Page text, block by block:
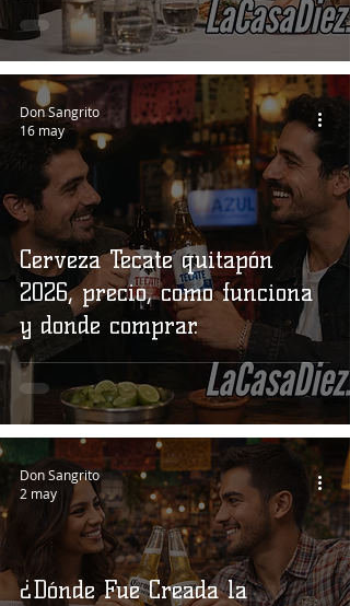
Cerveza Tecate quitapón
2026, precio, como funciona
y donde comprar.
Don Sangrito
16 may
¿Dónde Fue Creada la
Don Sangrito
2 may